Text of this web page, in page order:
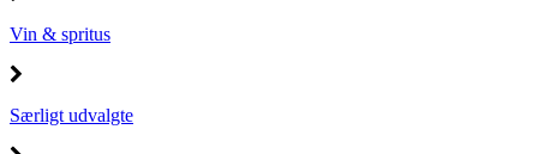
Vin & spritus
Særligt udvalgte